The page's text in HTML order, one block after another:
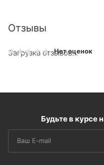
Отзывы
Нет оценок
Загрузка отзывов...
Будьте в курсе